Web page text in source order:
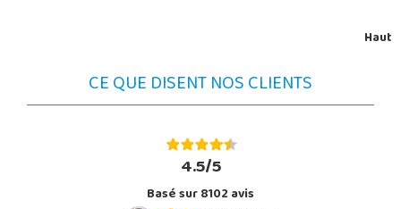
Haut
CE QUE DISENT NOS CLIENTS
4.5/5
Basé sur 8102 avis